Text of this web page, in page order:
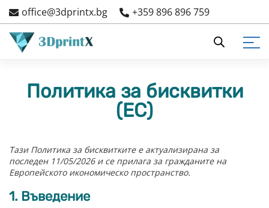
Skip
content
office@3dprintx.bg +359 896 896 759
FDM принтери
Многоцветен
Машини за
3D принтери
Мострени и употребявани 3D
принтери
Дентални смоли
Препарати за почистване
Стандартна UV смола
ABS like/Здрави смоли
TPU
ABS
Кутии за сушене на филамент
Екструдери
Задвижващи елементи
Ремъци
Смазка
Дънни платки
Модули
Подложки и
Политика за бисквитки
(ЕС)
Тази Политика за бисквитките е актуализирана за
последен 11/05/2026 и се прилага за гражданите на
Европейското икономическо пространство.
1. Въведение